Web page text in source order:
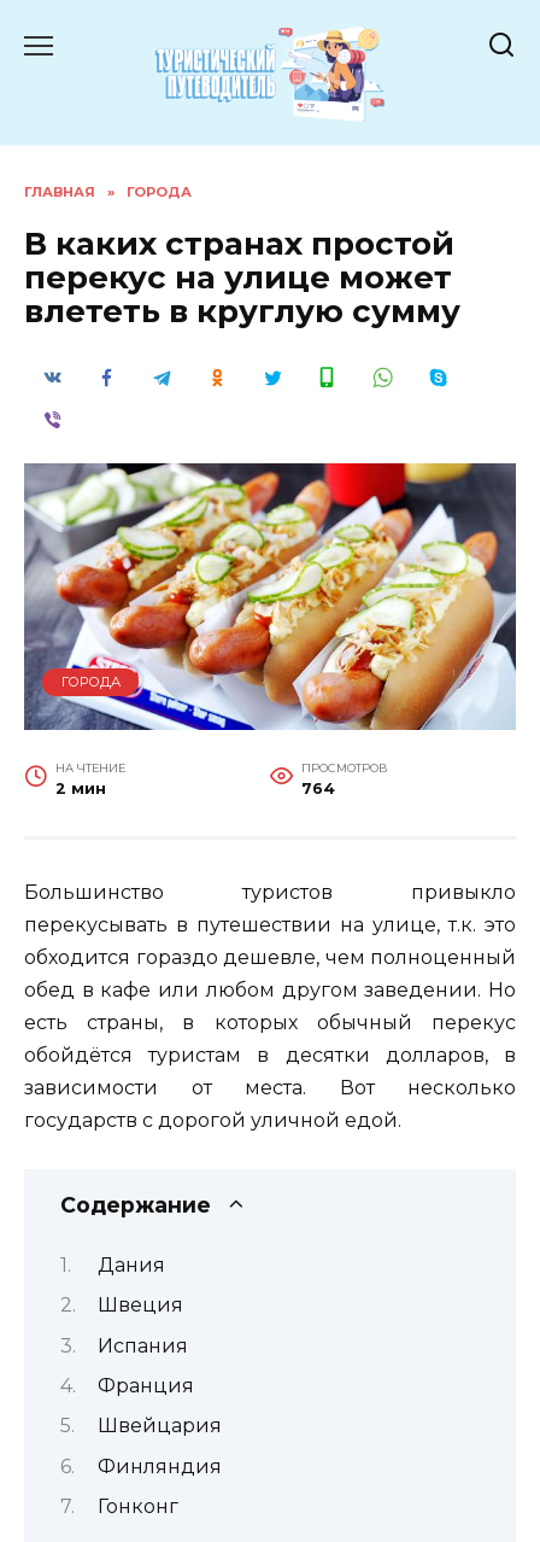
ГЛАВНАЯ » ГОРОДА
В каких странах простой
перекус на улице может
влететь в круглую сумму
ГОРОДА
НА ЧТЕНИЕ
2 мин
ПРОСМОТРОВ
764
Большинство туристов привыкло
перекусывать в путешествии на улице, т.к. это
обходится гораздо дешевле, чем полноценный
обед в кафе или любом другом заведении. Но
есть страны, в которых обычный перекус
обойдётся туристам в десятки долларов, в
зависимости от места. Вот несколько
государств с дорогой уличной едой.
Содержание
Дания
Швеция
Испания
Франция
Швейцария
Финляндия
Гонконг